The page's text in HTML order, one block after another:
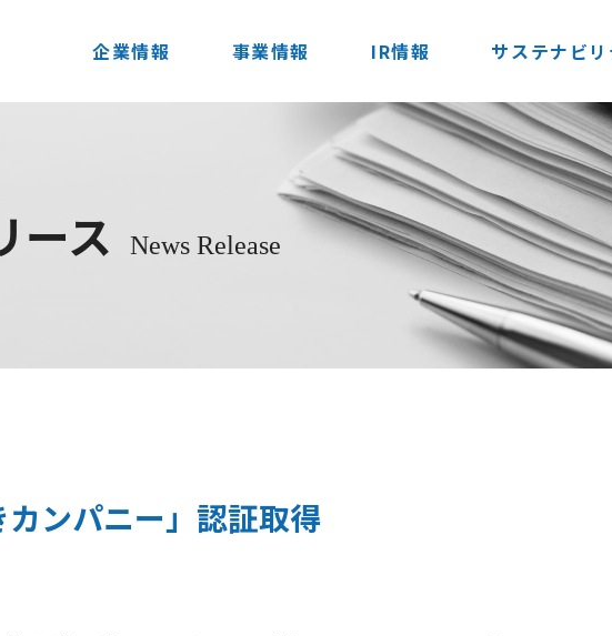
企業情報 事業情報 IR情報 サステナビリ
ース News Release
カンパニー」認証取得